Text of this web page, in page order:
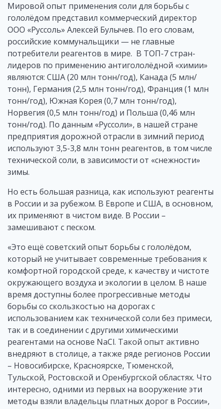
Мировой опыт применения соли для борьбы с
гололёдом представил коммерческий директор
ООО «Руссоль» Алексей Булычев. По его словам,
российские коммунальщики — не главные
потребители реагентов в мире. В ТОП-7 стран-
лидеров по применению антигололёдной «химии»
являются: США (20 млн тонн/год), Канада (5 млн/
тонн), Германия (2,5 млн тонн/год), Франция (1 млн
тонн/год), Южная Корея (0,7 млн тонн/год),
Норвегия (0,5 млн тонн/год) и Польша (0,46 млн
тонн/год). По данным «Руссоли», в нашей стране
предприятия дорожной отрасли в зимний период
используют 3,5-3,8 млн тонн реагентов, в том числе
технической соли, в зависимости от «снежности»
зимы.
Но есть большая разница, как используют реагенты
в России и за рубежом. В Европе и США, в основном,
их применяют в чистом виде. В России –
замешивают с песком.
«Это ещё советский опыт борьбы с гололёдом,
который не учитывает современные требования к
комфортной городской среде, к качеству и чистоте
окружающего воздуха и экологии в целом. В наше
время доступны более прогрессивные методы
борьбы со скользкостью на дорогах с
использованием как технической соли без примеси,
так и в соединении с другими химическими
реагентами на основе NaCl. Такой опыт активно
внедряют в столице, а также ряде регионов России
– Новосибирске, Красноярске, Тюменской,
Тульской, Ростовской и Оренбургской областях. Что
интересно, одними из первых на вооружение эти
методы взяли владельцы платных дорог в России»,